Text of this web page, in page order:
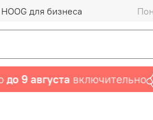
HOOG для бизнеса
9 августавключительно